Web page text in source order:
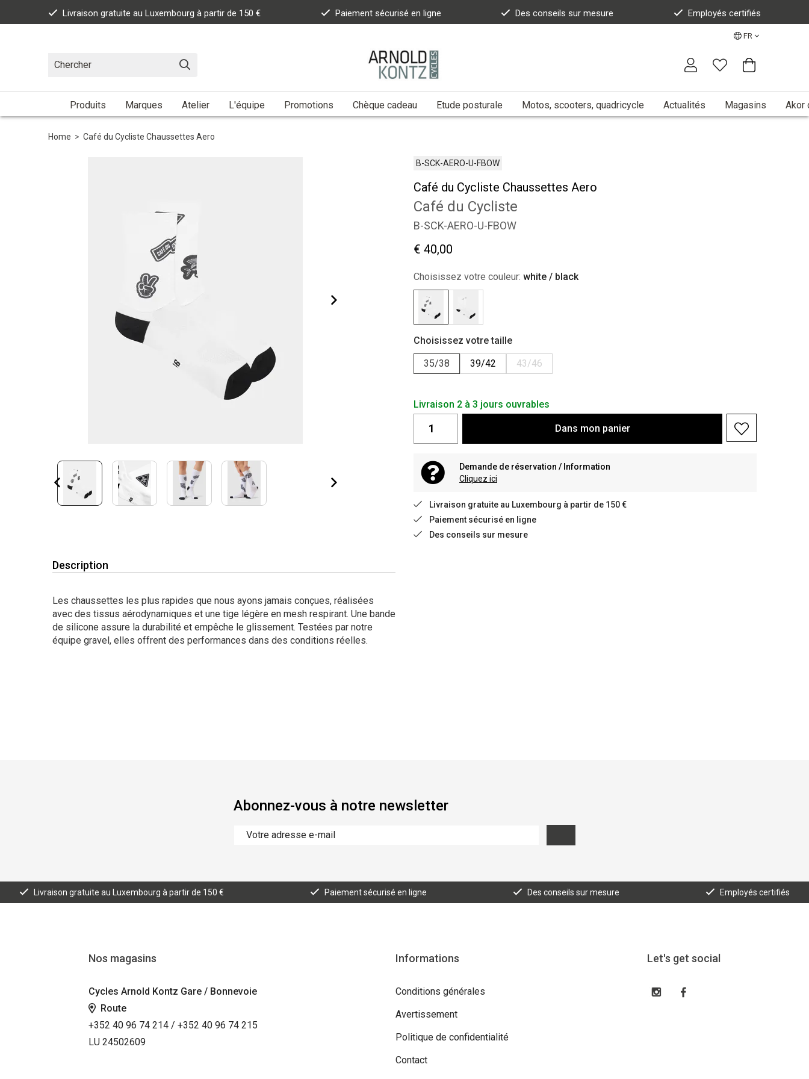
Livraison gratuite au Luxembourg à partir de 150 € Paiement sécurisé en ligne Des conseils sur mesure Employés certifiés
FR
Produits Marques Atelier L'équipe Promotions Chèque cadeau Etude posturale Motos, scooters, quadricycle Actualités Magasins Akor
Home > Café du Cycliste Chaussettes Aero
B-SCK-AERO-U-FBOW
Café du Cycliste Chaussettes Aero
Café du Cycliste
B-SCK-AERO-U-FBOW
€ 40,00
Choisissez votre couleur: white / black
Choisissez votre taille
35/38
39/42 43/46
Livraison 2 à 3 jours ouvrables
Dans mon panier
Demande de réservation / Information
Cliquez ici
Livraison gratuite au Luxembourg à partir de 150 €
Paiement sécurisé en ligne
Des conseils sur mesure
Description
Les chaussettes les plus rapides que nous ayons jamais conçues, réalisées
avec des tissus aérodynamiques et une tige légère en mesh respirant. Une bande
de silicone assure la durabilité et empêche le glissement. Testées par notre
équipe gravel, elles offrent des performances dans des conditions réelles.
Abonnez-vous à notre newsletter
Livraison gratuite au Luxembourg à partir de 150 € Paiement sécurisé en ligne Des conseils sur mesure Employés certifiés
Nos magasins
Cycles Arnold Kontz Gare / Bonnevoie
Route
+352 40 96 74 214 / +352 40 96 74 215
LU 24502609
Informations
Conditions générales
Avertissement
Politique de confidentialité
Contact
Let's get social